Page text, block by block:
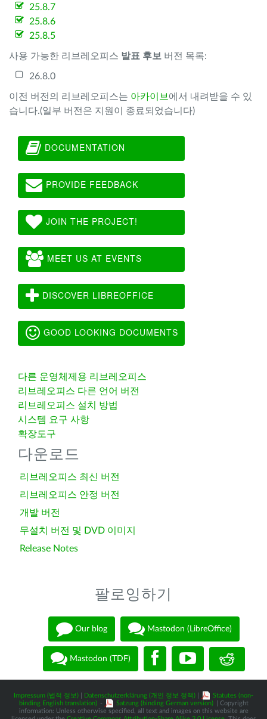
25.8.7
25.8.6
25.8.5
사용 가능한 리브레오피스 발표 후보 버전 목록:
26.8.0
이전 버전의 리브레오피스는 아카이브 에서 내려받을 수 있
습니다.(일부 버전은 지원이 종료되었습니다)
DOCUMENTATION
PROVIDE FEEDBACK
JOIN THE PROJECT!
MEET US AT EVENTS
DISCOVER LIBREOFFICE
GOOD LOOKING DOCUMENTS
다른 운영체제용 리브레오피스
리브레오피스 다른 언어 버전
리브레오피스 설치 방법
시스템 요구 사항
확장도구
다운로드
리브레오피스 최신 버전
리브레오피스 안정 버전
개발 버전
무설치 버전 및 DVD 이미지
Release Notes
팔로잉하기
Our blog Mastodon (LibreOffice)
Mastodon (TDF)
Impressum (법적 정보) Datenschutzerklärung (개인 정보 정책)
Statutes (non-
binding English translation) - Satzung (binding German version)
| Copyright
information: Unless otherwise specified, all text and images on this website are